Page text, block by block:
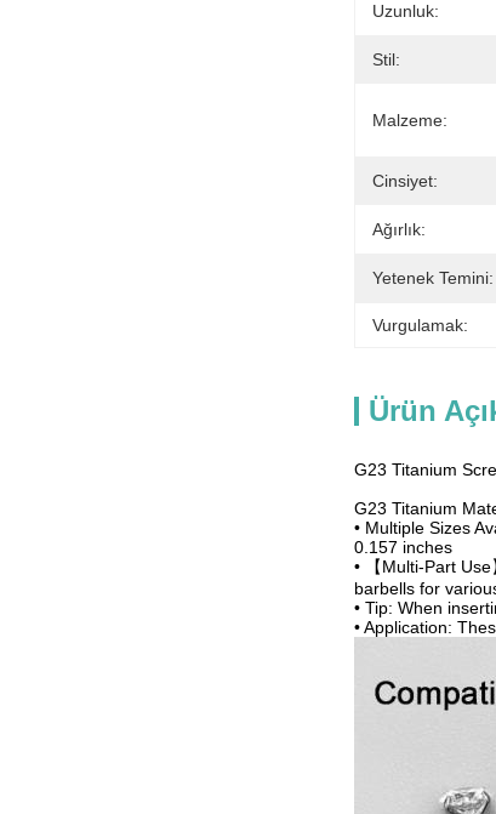
Uzunluk:
Stil:
Malzeme:
Cinsiyet:
Ağırlık:
Yetenek Temini:
Vurgulamak:
Ürün
G23 Titanium
G23 Titanium
• Multiple Sizes
0.157 inches
• 【Multi-Part
barbells for
• Tip: When
• Application: